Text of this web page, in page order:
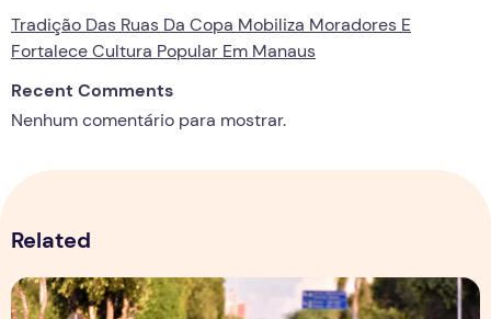
Tradição Das Ruas Da Copa Mobiliza Moradores E
Fortalece Cultura Popular Em Manaus
Recent Comments
Nenhum comentário para mostrar.
Related
Esporte verde e mobilidade ativa, pedalando por um futuro